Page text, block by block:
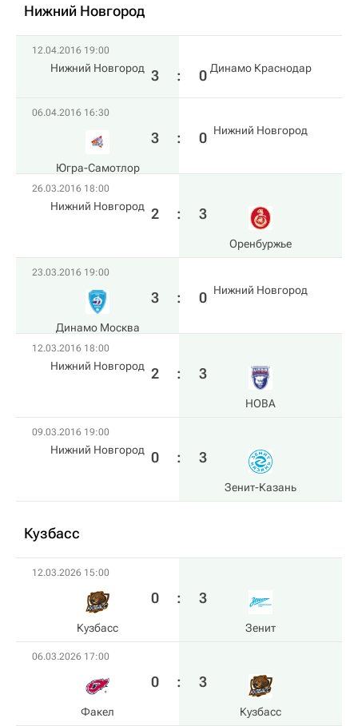
Нижний Новгород
12.04.2016 19:00
Нижний Новгород 3 : 0 Динамо Краснодар
06.04.2016 16:30
Югра-Самотлор
3 : 0 Нижний Новгород
26.03.2016 18:00
Нижний Новгород 2 : 3
Оренбуржье
23.03.2016 19:00
Динамо Москва
3 : 0 Нижний Новгород
12.03.2016 18:00
Нижний Новгород 2 : 3
HOBA
09.03.2016 19:00
Нижний Новгород 0 : 3
Зенит-Казань
Кузбасс
12.03.2026 15:00
Кузбасс
0 : 3
Зенит
06.03.2026 17:00
Факел
0 : 3
Кузбасс